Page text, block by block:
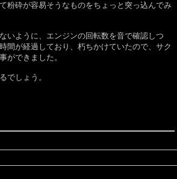
粉砕が容易そうなものをちょっと突っ込んでみ
いように、エンジンの回転数を音で確認しつ
間が経過しており、朽ちかけていたので、サク
ができました。
でしょう。